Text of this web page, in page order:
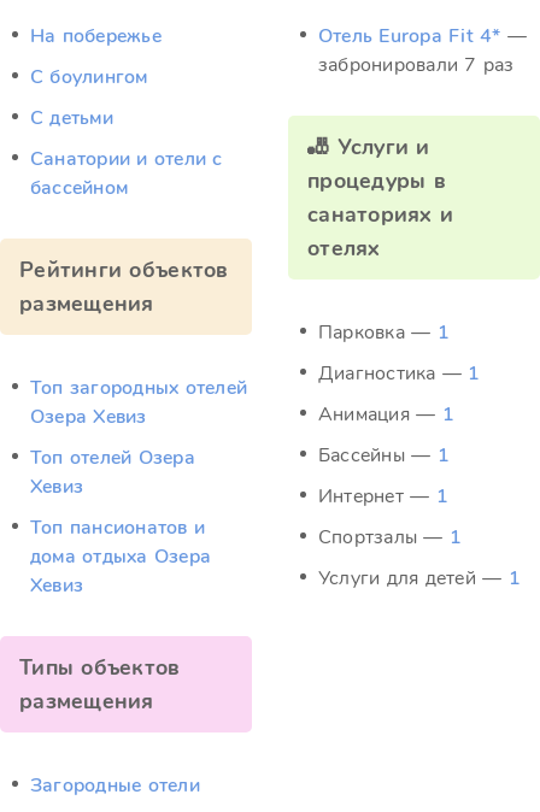
На побережье
С боулингом
С детьми
Санатории и отели с
бассейном
Рейтинги объектов
размещения
Топ загородных отелей
Озера Хевиз
Топ отелей Озера
Хевиз
Топ пансионатов и
дома отдыха Озера
Хевиз
Типы объектов
размещения
Загородные отели
Отель Europa Fit 4* —
забронировали 7 раз
🎳 Услуги и
процедуры в
санаториях и
отелях
Парковка — 1
Диагностика — 1
Анимация — 1
Бассейны — 1
Интернет — 1
Спортзалы — 1
Услуги для детей — 1